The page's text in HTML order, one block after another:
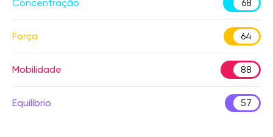
Concentração 68
Força 64
Mobilidade 88
Equilíbrio 57